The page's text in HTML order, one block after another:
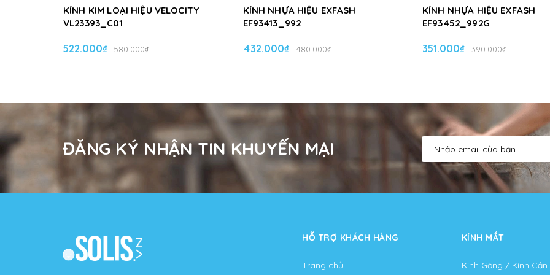
KÍNH KIM LOẠI HIỆU VELOCITY
VL23393_C01
522.000₫ 580.000₫
KÍNH NHỰA HIỆU EXFASH
EF93413_992
432.000₫ 480.000₫
KÍNH NHỰA HIỆU EXFASH
EF93452_992G
351.000₫ 390.000₫
ĐĂNG KÝ NHẬN TIN KHUYẾN MẠI
HỖ TRỢ KHÁCH HÀNG
Trang chủ
KÍNH MẮT
Kính Gọng / Kính Cận